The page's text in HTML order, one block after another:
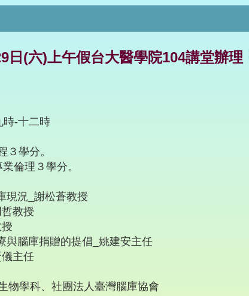
日(六)上午假台大醫學院104講堂辦理
時-十二時
學分。
倫理３學分。
現況_謝松蒼教授
教授
與腦庫捐贈的提倡_姚建安主任
主任
物學科、社團法人臺灣腦庫協會